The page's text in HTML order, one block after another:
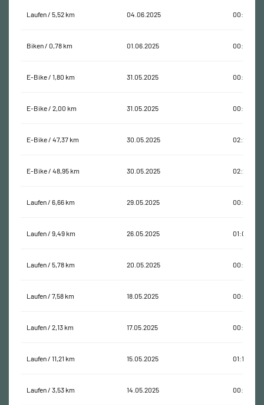
Laufen / 5,52 km 04.06.2025 00:41:47
Biken / 0,78 km 01.06.2025 00:03:49
E-Bike / 1,80 km 31.05.2025 00:06:01
E-Bike / 2,00 km 31.05.2025 00:06:18
E-Bike / 47,37 km 30.05.2025 02:20:43
E-Bike / 48,95 km 30.05.2025 02:21:18
Laufen / 6,66 km 29.05.2025 00:44:48
Laufen / 9,49 km 26.05.2025 01:09:58
Laufen / 5,78 km 20.05.2025 00:37:29
Laufen / 7,58 km 18.05.2025 00:44:31
Laufen / 2,13 km 17.05.2025 00:14:00
Laufen / 11,21 km 15.05.2025 01:15:14
Laufen / 3,53 km 14.05.2025 00:21:49